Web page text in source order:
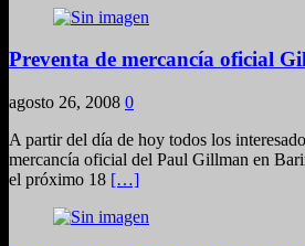
Preventa de mercancía oficial
agosto 26, 2008 0
A partir del día de hoy todos los
mercancía oficial del Paul Gillman en
el próximo 18 […]